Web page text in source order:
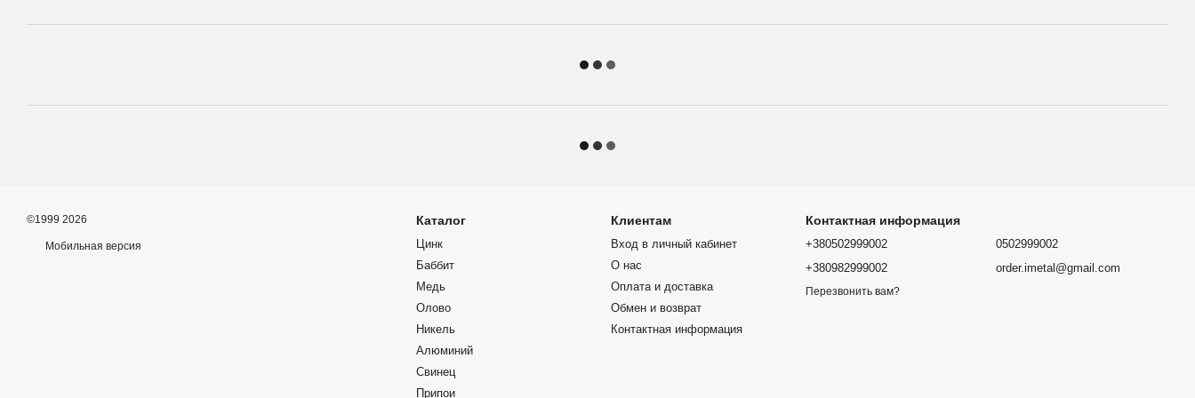
©1999 2026
Мобильная версия
Каталог
Цинк
Баббит
Медь
Олово
Никель
Алюминий
Свинец
Припои
Клиентам
Вход в личный кабинет
О нас
Оплата и доставка
Обмен и возврат
Контактная информация
Контактная информация
+380502999002
+380982999002
Перезвонить вам?
0502999002
order.imetal@gmail.com